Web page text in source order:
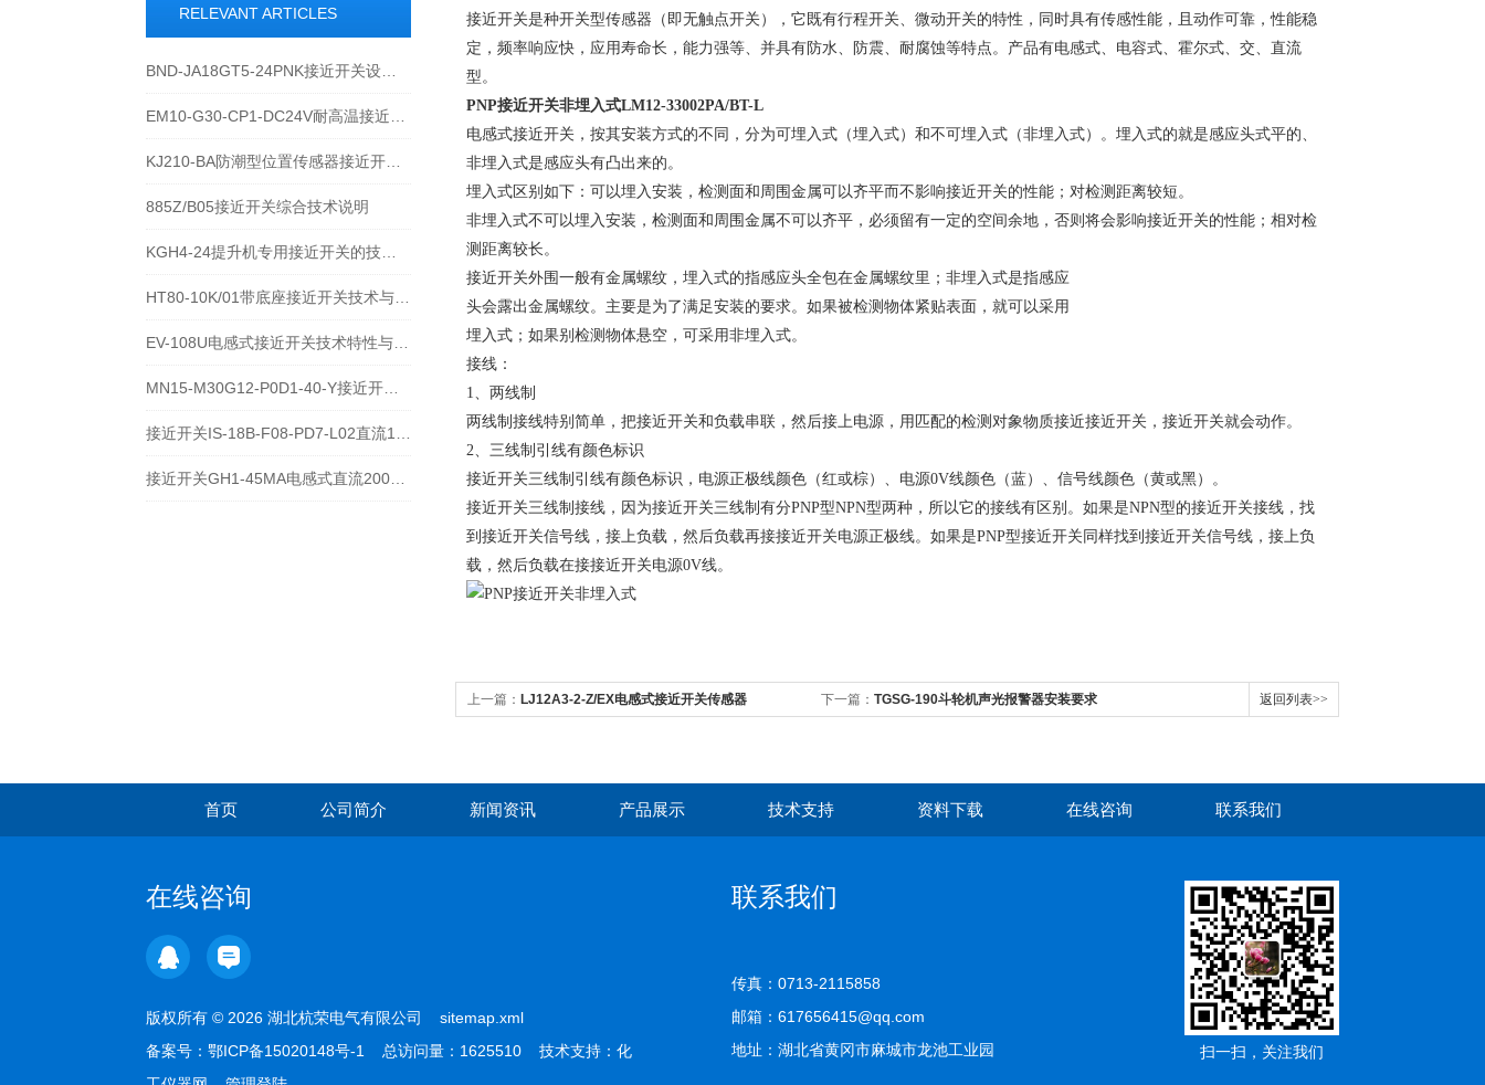
RELEVANT ARTICLES
885Z/B05接近开关综合技术说明
接近开关是种开关型传感器（即无触点开关），它既有行程开关、微动开关的特性，同时具有传感性能，且动作可靠，性能稳
定，频率响应快，应用寿命长，能力强等、并具有防水、防震、耐腐蚀等特点。产品有电感式、电容式、霍尔式、交、直流
型。
PNP接近开关非埋入式LM12-33002PA/BT-L
电感式接近开关，按其安装方式的不同，分为可埋入式（埋入式）和不可埋入式（非埋入式）。埋入式的就是感应头式平的、
非埋入式是感应头有凸出来的。
埋入式区别如下：可以埋入安装，检测面和周围金属可以齐平而不影响接近开关的性能；对检测距离较短。
非埋入式不可以埋入安装，检测面和周围金属不可以齐平，必须留有一定的空间余地，否则将会影响接近开关的性能；相对检
测距离较长。
接近开关外围一般有金属螺纹，埋入式的指感应头全包在金属螺纹里；非埋入式是指感应
头会露出金属螺纹。主要是为了满足安装的要求。如果被检测物体紧贴表面，就可以采用
埋入式；如果别检测物体悬空，可采用非埋入式。
接线：
1、两线制
两线制接线特别简单，把接近开关和负载串联，然后接上电源，用匹配的检测对象物质接近接近开关，接近开关就会动作。
2、三线制引线有颜色标识
接近开关三线制引线有颜色标识，电源正极线颜色（红或棕）、电源0V线颜色（蓝）、信号线颜色（黄或黑）。
接近开关三线制接线，因为接近开关三线制有分PNP型NPN型两种，所以它的接线有区别。如果是NPN型的接近开关接线，找
到接近开关信号线，接上负载，然后负载再接接近开关电源正极线。如果是PNP型接近开关同样找到接近开关信号线，接上负
载，然后负载在接接近开关电源0V线。
上一篇： LJ12A3-2-Z/EX电感式接近开关传感器 下一篇： TGSG-190斗轮机声光报警器安装要求 返回列表>>
首页 公司简介 新闻资讯 产品展示 技术支持 资料下载 在线咨询 联系我们
在线咨询
版权所有 © 2026 湖北杭荣电气有限公司 sitemap.xml
备案号： 鄂ICP备15020148号-1 总访问量：1625510 技术支持： 化
联系我们
传真：0713-2115858
邮箱：617656415@qq.com
地址：湖北省黄冈市麻城市龙池工业园
扫一扫，关注我们